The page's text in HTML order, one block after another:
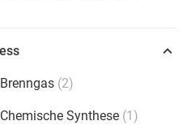
Brenngas (2)
Chemische Synthese (1)